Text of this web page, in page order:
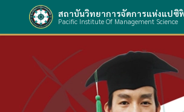
สถาบันวิทยาการจัดการแห่งแปซิ
Pacific Institute Of Management Science